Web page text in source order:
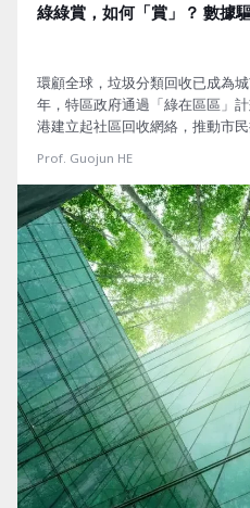
綠綠賞，如何「賞」？ 數據
環顧全球，垃圾分類回收已成為
年，特區政府通過「綠在區區」
港建立起社區回收網絡，推動市
這次升級能否真正促進回收系統
勵」？
Prof. Guojun HE